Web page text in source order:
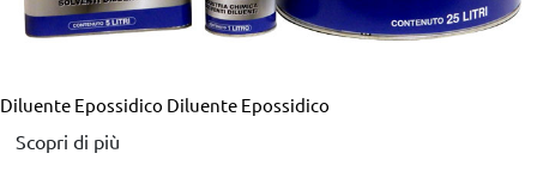
Diluente Epossidico Diluente Epossidico
Scopri di più